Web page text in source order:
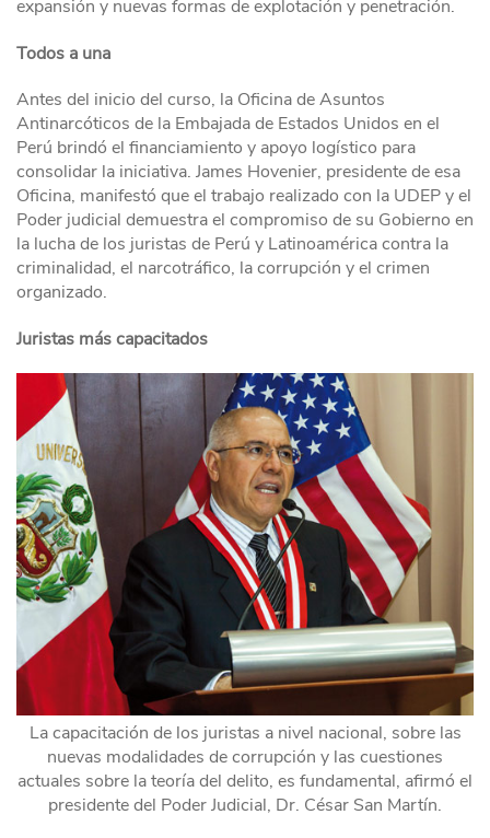
expansión y nuevas formas de explotación y penetración.
Todos a una
Antes del inicio del curso, la Oficina de Asuntos
Antinarcóticos de la Embajada de Estados Unidos en el
Perú brindó el financiamiento y apoyo logístico para
consolidar la iniciativa. James Hovenier, presidente de esa
Oficina, manifestó que el trabajo realizado con la UDEP y el
Poder judicial demuestra el compromiso de su Gobierno en
la lucha de los juristas de Perú y Latinoamérica contra la
criminalidad, el narcotráfico, la corrupción y el crimen
organizado.
Juristas más capacitados
La capacitación de los juristas a nivel nacional, sobre las
nuevas modalidades de corrupción y las cuestiones
actuales sobre la teoría del delito, es fundamental, afirmó el
presidente del Poder Judicial, Dr. César San Martín.